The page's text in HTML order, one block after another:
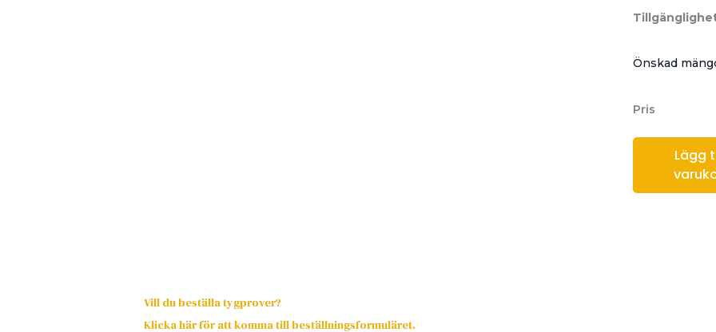
Önskad
Pris
Lägg
Vill du beställa tygprover?
Klicka här för att komma till beställningsformuläret.